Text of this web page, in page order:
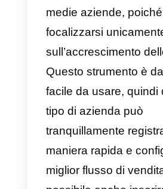
Che cos’è
Pipedrive